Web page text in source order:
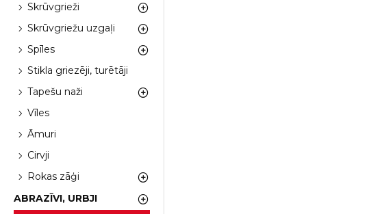
Skrūvgrieži
Skrūvgriežu uzgaļi
Spīles
Stikla griezēji, turētāji
Tapešu naži
Vīles
Āmuri
Cirvji
Rokas zāģi
ABRAZĪVI, URBJI